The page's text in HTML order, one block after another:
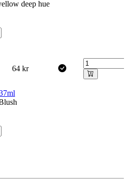
deep hue
64 kr